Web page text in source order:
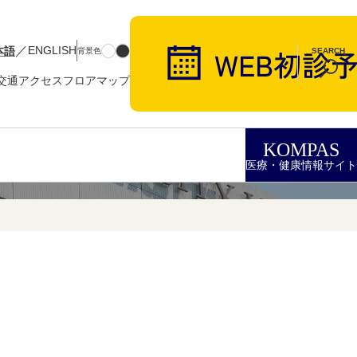
語／ENGLISH背景色
通アクセスフロアマップ
SEARCH
KOMPAS
医療・健康情報サイト